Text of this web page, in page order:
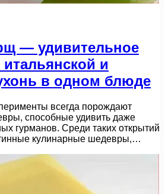
— удивительное
итальянской и
в одном блюде
всегда порождают
способные удивить даже
гурманов. Среди таких открытий
кулинарные шедевры,…